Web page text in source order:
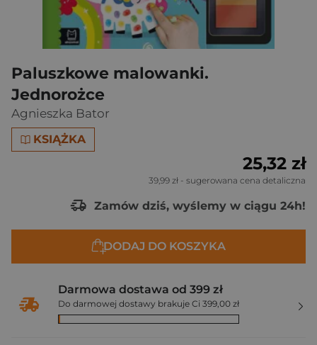
Paluszkowe malowanki.
Jednorożce
Agnieszka Bator
KSIĄŻKA
25,32 zł
39,99 zł - sugerowana cena detaliczna
Zamów dziś, wyślemy w ciągu 24h!
DODAJ DO KOSZYKA
Darmowa dostawa od 399 zł
Do darmowej dostawy brakuje Ci 399,00 zł